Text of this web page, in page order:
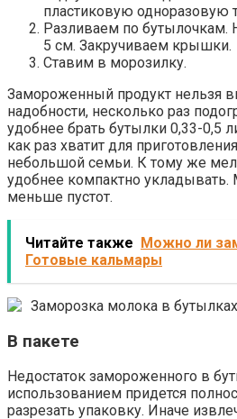
пластиковую одноразовую
Разливаем по бутылочкам.
5 см. Закручиваем крышки.
Ставим в морозилку.
Замороженный продукт нельзя
надобности, несколько раз
удобнее брать бутылки 0,33-0,5
как раз хватит для
небольшой семьи. К тому же
удобнее компактно укладывать.
меньше пустот.
Читайте также Можно ли
Готовые кальмары
Заморозка молока в
В пакете
Недостаток замороженного в
использованием придется
разрезать упаковку. Иначе